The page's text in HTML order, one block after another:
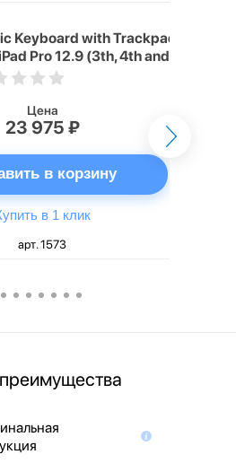
Keyboard with Trackpad
Pro 12.9 (3th, 4th and
русская,
Цена
23 975 ₽
в корзину
в 1 клик
арт. 1573